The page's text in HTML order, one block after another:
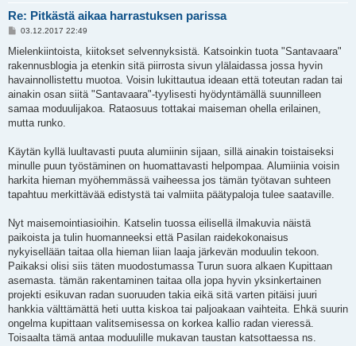
Re: Pitkästä aikaa harrastuksen parissa
V
e
t
i
03.12.2017 22:49
Mielenkiintoista, kiitokset selvennyksistä. Katsoinkin tuota "Santavaara"
rakennusblogia ja etenkin sitä piirrosta sivun ylälaidassa jossa hyvin
havainnollistettu muotoa. Voisin lukittautua ideaan että toteutan radan tai
ainakin osan siitä "Santavaara"-tyylisesti hyödyntämällä suunnilleen
samaa moduulijakoa. Rataosuus tottakai maiseman ohella erilainen,
mutta runko.
Käytän kyllä luultavasti puuta alumiinin sijaan, sillä ainakin toistaiseksi
minulle puun työstäminen on huomattavasti helpompaa. Alumiinia voisin
harkita hieman myöhemmässä vaiheessa jos tämän työtavan suhteen
tapahtuu merkittävää edistystä tai valmiita päätypaloja tulee saataville.
Nyt maisemointiasioihin. Katselin tuossa eilisellä ilmakuvia näistä
paikoista ja tulin huomanneeksi että Pasilan raidekokonaisus
nykyisellään taitaa olla hieman liian laaja järkevän moduulin tekoon.
Paikaksi olisi siis täten muodostumassa Turun suora alkaen Kupittaan
asemasta. tämän rakentaminen taitaa olla jopa hyvin yksinkertainen
projekti esikuvan radan suoruuden takia eikä sitä varten pitäisi juuri
hankkia välttämättä heti uutta kiskoa tai paljoakaan vaihteita. Ehkä suurin
ongelma kupittaan valitsemisessa on korkea kallio radan vieressä.
Toisaalta tämä antaa moduulille mukavan taustan katsottaessa ns.